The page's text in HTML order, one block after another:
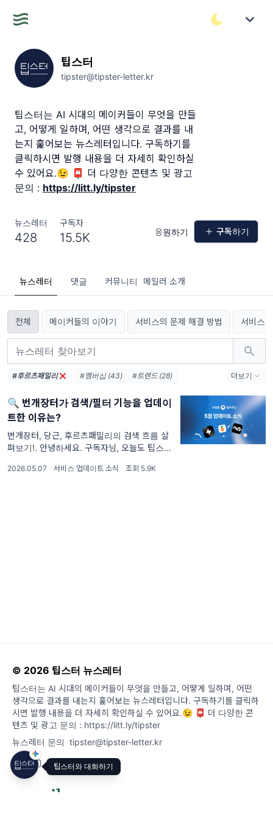
팁스터
tipster@tipster-letter.kr
팁스터는 AI 시대의 메이커들이 무엇을 만들
고, 어떻게 일하며, 어떤 생각으로 결과를 내
는지 훑어보는 뉴스레터입니다. 구독하기를
클릭하시면 발행 내용을 더 자세히 확인하실
수 있어요.😉 📮 더 다양한 콘텐츠 및 광고
문의 : https://litt.ly/tipster
뉴스레터
428
구독자
15.5K 응원하기 구독하기
뉴스레터 댓글 커뮤니티 메일러 소개
전체 메이커들의 이야기 서비스의 문제 해결 방법 서비스
#후르츠패밀리 #멤버십 (43)
#트렌드 (28)
#아고라 (10)
#직장 (9)
#검색기능 (7)
#생산성 (7)
#홈화면 (4)
#KPI (4)
#결제시스템 (4)
#성과지표관리 (4)
#결제 (4)
더보기
🔍 번개장터가 검색/필터 기능을 업데이
트한 이유는?
번개장터, 당근, 후르츠패밀리의 검색 흐름 살
펴보기!. 안녕하세요. 구독자님, 오늘도 팁스터
년 다섯 번째 업데이트 소식에서는 번개장터,
2026.05.07 · 서비스 업데이트 소식 · 조회 5.9K
팁스터와 대화하기
© 2026 팁스터 뉴스레터
팁스터는 AI 시대의 메이커들이 무엇을 만들고, 어떻게 일하며, 어떤
생각으로 결과를 내는지 훑어보는 뉴스레터입니다. 구독하기를 클릭하
시면 발행 내용을 더 자세히 확인하실 수 있어요.😉 📮 더 다양한 콘
텐츠 및 광고 문의 : https://litt.ly/tipster
뉴스레터 문의 tipster@tipster-letter.kr